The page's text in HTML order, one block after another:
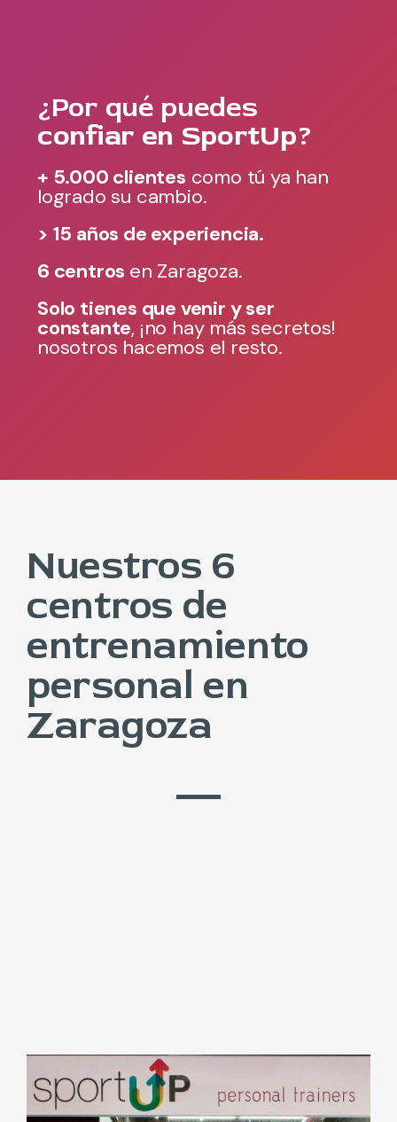
¿Por qué puedes
confiar en SportUp?
+ 5.000 clientes como tú ya han
logrado su cambio.
> 15 años de experiencia.
6 centros en Zaragoza.
Solo tienes que venir y ser
constante, ¡no hay más secretos!
nosotros hacemos el resto.
Nuestros 6
centros de
entrenamiento
personal en
Zaragoza